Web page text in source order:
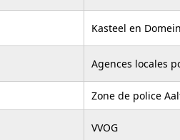
Kasteel en
Agences locales
Zone de police
VVOG